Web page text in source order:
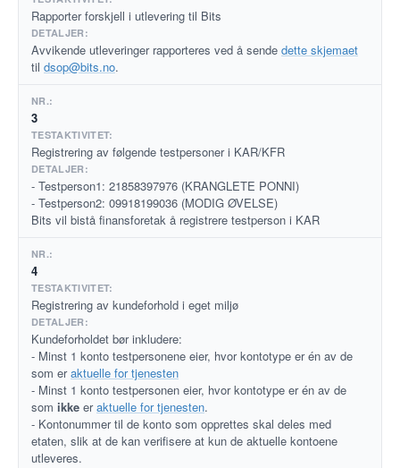
Rapporter forskjell i utlevering til Bits
Avvikende utleveringer rapporteres ved å sende dette skjemaet
til dsop@bits.no.
3
Registrering av følgende testpersoner i KAR/KFR
- Testperson1: 21858397976 (KRANGLETE PONNI)
- Testperson2: 09918199036 (MODIG ØVELSE)
Bits vil bistå finansforetak å registrere testperson i KAR
4
Registrering av kundeforhold i eget miljø
Kundeforholdet bør inkludere:
- Minst 1 konto testpersonene eier, hvor kontotype er én av de
som eraktuelle for tjenesten
- Minst 1 konto testpersonen eier, hvor kontotype er én av de
som ikke eraktuelle for tjenesten.
- Kontonummer til de konto som opprettes skal deles med
etaten, slik at de kan verifisere at kun de aktuelle kontoene
utleveres.